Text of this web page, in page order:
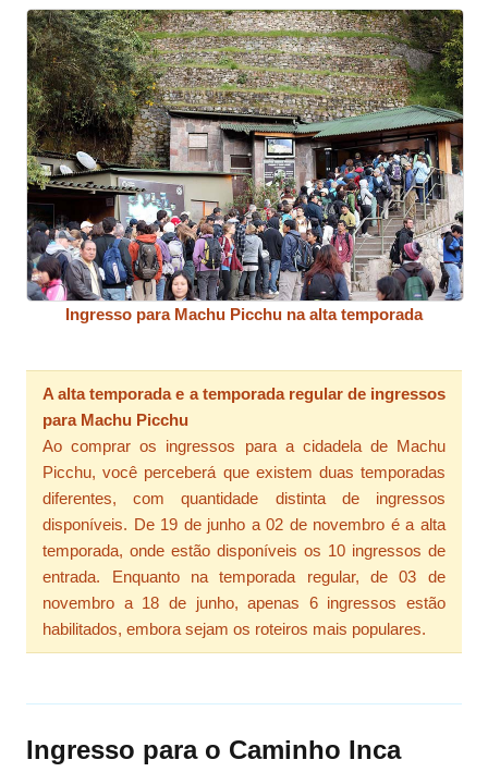
Ingresso para Machu Picchu na alta temporada
A alta temporada e a temporada regular de ingressos
para Machu Picchu
Ao comprar os ingressos para a cidadela de Machu
Picchu, você perceberá que existem duas temporadas
diferentes, com quantidade distinta de ingressos
disponíveis. De 19 de junho a 02 de novembro é a alta
temporada, onde estão disponíveis os 10 ingressos de
entrada. Enquanto na temporada regular, de 03 de
novembro a 18 de junho, apenas 6 ingressos estão
habilitados, embora sejam os roteiros mais populares.
Ingresso para o Caminho Inca